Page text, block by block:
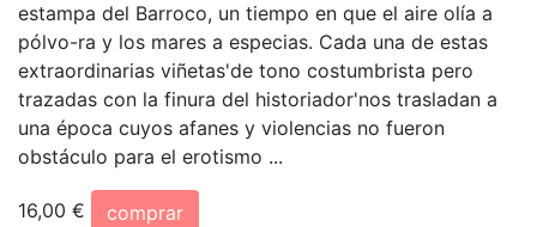
estampa del Barroco, un tiempo en que el aire olía a
pólvo-ra y los mares a especias. Cada una de estas
extraordinarias viñetas'de tono costumbrista pero
trazadas con la finura del historiador'nos trasladan a
una época cuyos afanes y violencias no fueron
obstáculo para el erotismo ...
16,00 €
comprar